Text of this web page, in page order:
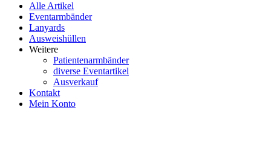
Alle Artikel
Eventarmbänder
Lanyards
Ausweishüllen
Weitere
Patientenarmbänder
diverse Eventartikel
Ausverkauf
Kontakt
Mein Konto